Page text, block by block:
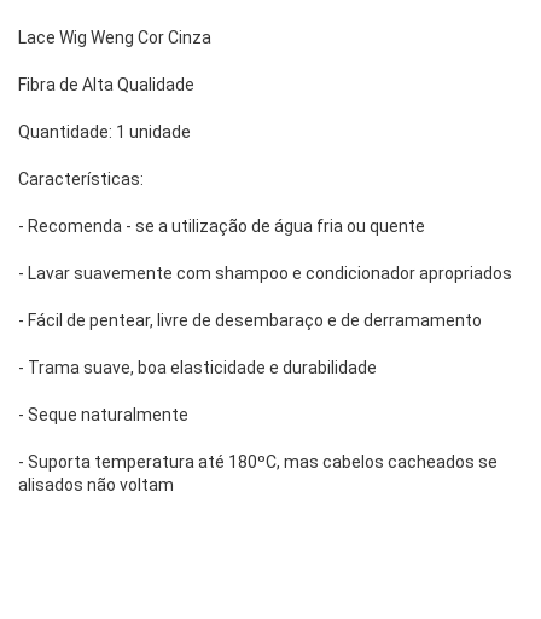
Lace Wig Weng Cor Cinza
Fibra de Alta Qualidade
Quantidade: 1 unidade
Características:
- Recomenda - se a utilização de água fria ou quente
- Lavar suavemente com shampoo e condicionador apropriados
- Fácil de pentear, livre de desembaraço e de derramamento
- Trama suave, boa elasticidade e durabilidade
- Seque naturalmente
- Suporta temperatura até 180ºC, mas cabelos cacheados se
alisados não voltam